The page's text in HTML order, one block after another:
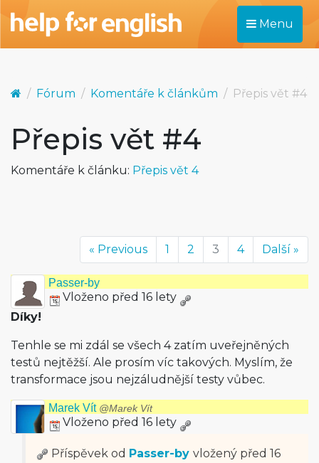
Menu
Fórum Komentáře k článkům Přepis vět #4
Přepis vět #4
Komentáře k článku: Přepis vět 4
« Previous 1 2 3 4 Další »
Passer-by
Vloženo před 16 lety
Díky!
Tenhle se mi zdál se všech 4 zatím uveřejněných
testů nejtěžší. Ale prosím víc takových. Myslím, že
transformace jsou nejzáludnější testy vůbec.
Marek Vít @Marek Vít
Vloženo před 16 lety
Příspěvek od Passer-by vložený před 16